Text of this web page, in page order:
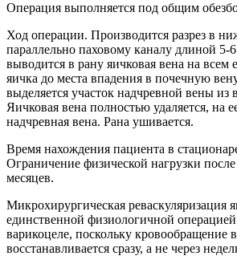
Операция выполняется под общим
Ход операции. Производится разрез в
параллельно паховому каналу длиной 5-
выводится в рану яичковая вена на всем
яичка до места впадения в почечную
выделяется участок надчревной вены из
Яичковая вена полностью удаляется, на
надчревная вена. Рана ушивается.
Время нахождения пациента в
Ограничение физической нагрузки
месяцев.
Микрохирургическая реваскуляризация
единственной физиологичной
варикоцеле, поскольку кровообращение
восстанавливается сразу, а не через